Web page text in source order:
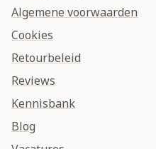
Algemene voorwaarden
Cookies
Retourbeleid
Reviews
Kennisbank
Blog